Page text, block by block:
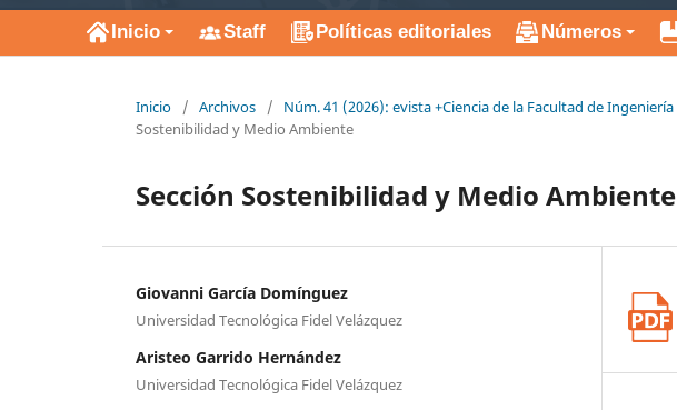
Inicio Staff Políticas editoriales Números
Inicio / Archivos / Núm. 41 (2026): evista +Ciencia de la Facultad de Ingeniería
Sostenibilidad y Medio Ambiente
Sección Sostenibilidad y Medio Ambiente
Giovanni García Domínguez
Universidad Tecnológica Fidel Velázquez
Aristeo Garrido Hernández
Universidad Tecnológica Fidel Velázquez